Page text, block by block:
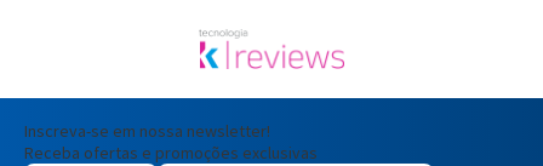
Inscreva-se em nossa newsletter!
Receba ofertas e promoções exclusivas